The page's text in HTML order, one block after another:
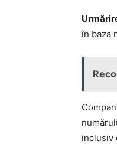
în baza
inclusiv